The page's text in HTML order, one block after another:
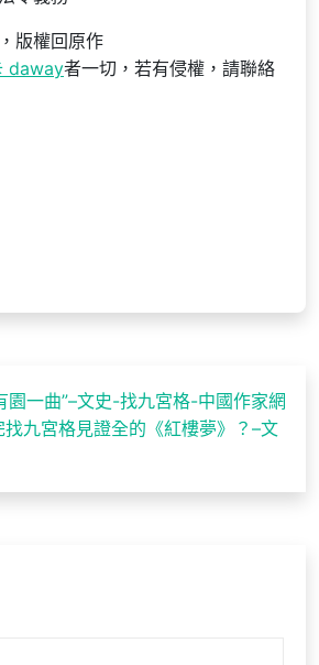
版權回原作
daway者一切，若有侵權，請聯絡
園一曲”–文史-找九宮格-中國作家網
九宮格見證全的《紅樓夢》？–文